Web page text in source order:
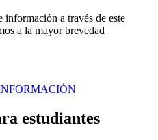
información a través de este
a la mayor brevedad
estudiantes